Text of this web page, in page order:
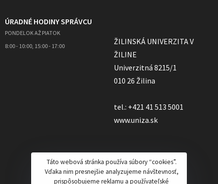
ÚRADNÉ HODINY SPRÁVCU
PONDELOK AŽ PIATOK
8:00 - 10:00, 15:00 - 17:00
ŽILINSKÁ UNIVERZITA V
ŽILINE
Univerzitná 8215/1
010 26 Žilina
tel.: +421 41 513 5001
www.uniza.sk
Táto webová stránka používa súbory “cookies”.
Vďaka nim presnejšie analyzujeme návštevnosť,
prispôsobujeme reklamu a používateľské